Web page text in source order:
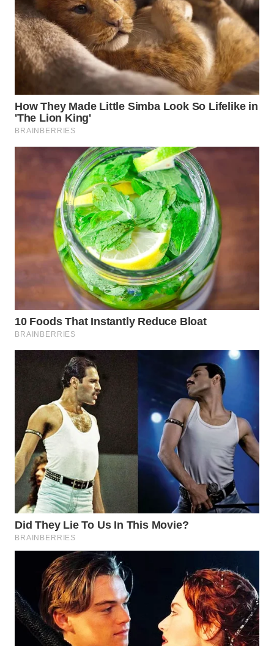
INFRASTRUKTUR
WAHANA
KONSUMEN
LISTRIK
WAHANA
WAHANANEWS
ID
WAHANANEWS
WAHANANEWS
NET
SPORT
WAHANA
UMKM
WAHANA
SELEB
WAHANA
PERSONA
WAHANA
OTOMOTIF
WAHANA
HEALTH
WAHANA
DESA